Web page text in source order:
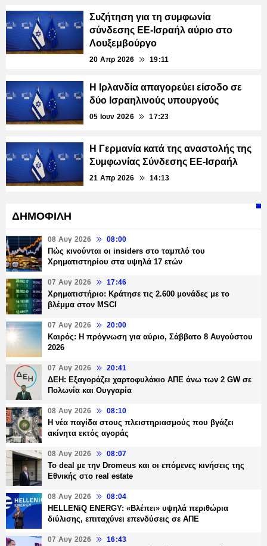
Συζήτηση για τη συμφωνία
σύνδεσης ΕΕ-Ισραήλ αύριο στο
Λουξεμβούργο
20 Απρ 2026 19:11
Η Ιρλανδία απαγορεύει είσοδο σε
δύο Ισραηλινούς υπουργούς
05 Ιουν 2026 17:23
Η Γερμανία κατά της αναστολής της
Συμφωνίας Σύνδεσης ΕΕ-Ισραήλ
21 Απρ 2026 14:13
ΔΗΜΟΦΙΛΗ
08 Αυγ 2026 08:00
Πώς κινούνται οι insiders στο ταμπλό του
Χρηματιστηρίου στα υψηλά 17 ετών
07 Αυγ 2026 17:46
Χρηματιστήριο: Κράτησε τις 2.600 μονάδες με το
βλέμμα στον MSCI
07 Αυγ 2026 20:00
Καιρός: Η πρόγνωση για αύριο, Σάββατο 8 Αυγούστου
2026
07 Αυγ 2026 20:41
ΔΕΗ: Εξαγοράζει χαρτοφυλάκιο ΑΠΕ άνω των 2 GW σε
Πολωνία και Ουγγαρία
08 Αυγ 2026 08:10
Η νέα παγίδα στους πλειστηριασμούς που βγάζει
ακίνητα εκτός αγοράς
08 Αυγ 2026 08:07
Το deal με την Dromeus και οι επόμενες κινήσεις της
Εθνικής στο real estate
08 Αυγ 2026 08:04
HELLENiQ ENERGY: «Βλέπει» υψηλά περιθώρια
διύλισης, επιταχύνει επενδύσεις σε ΑΠΕ
07 Αυγ 2026 16:43